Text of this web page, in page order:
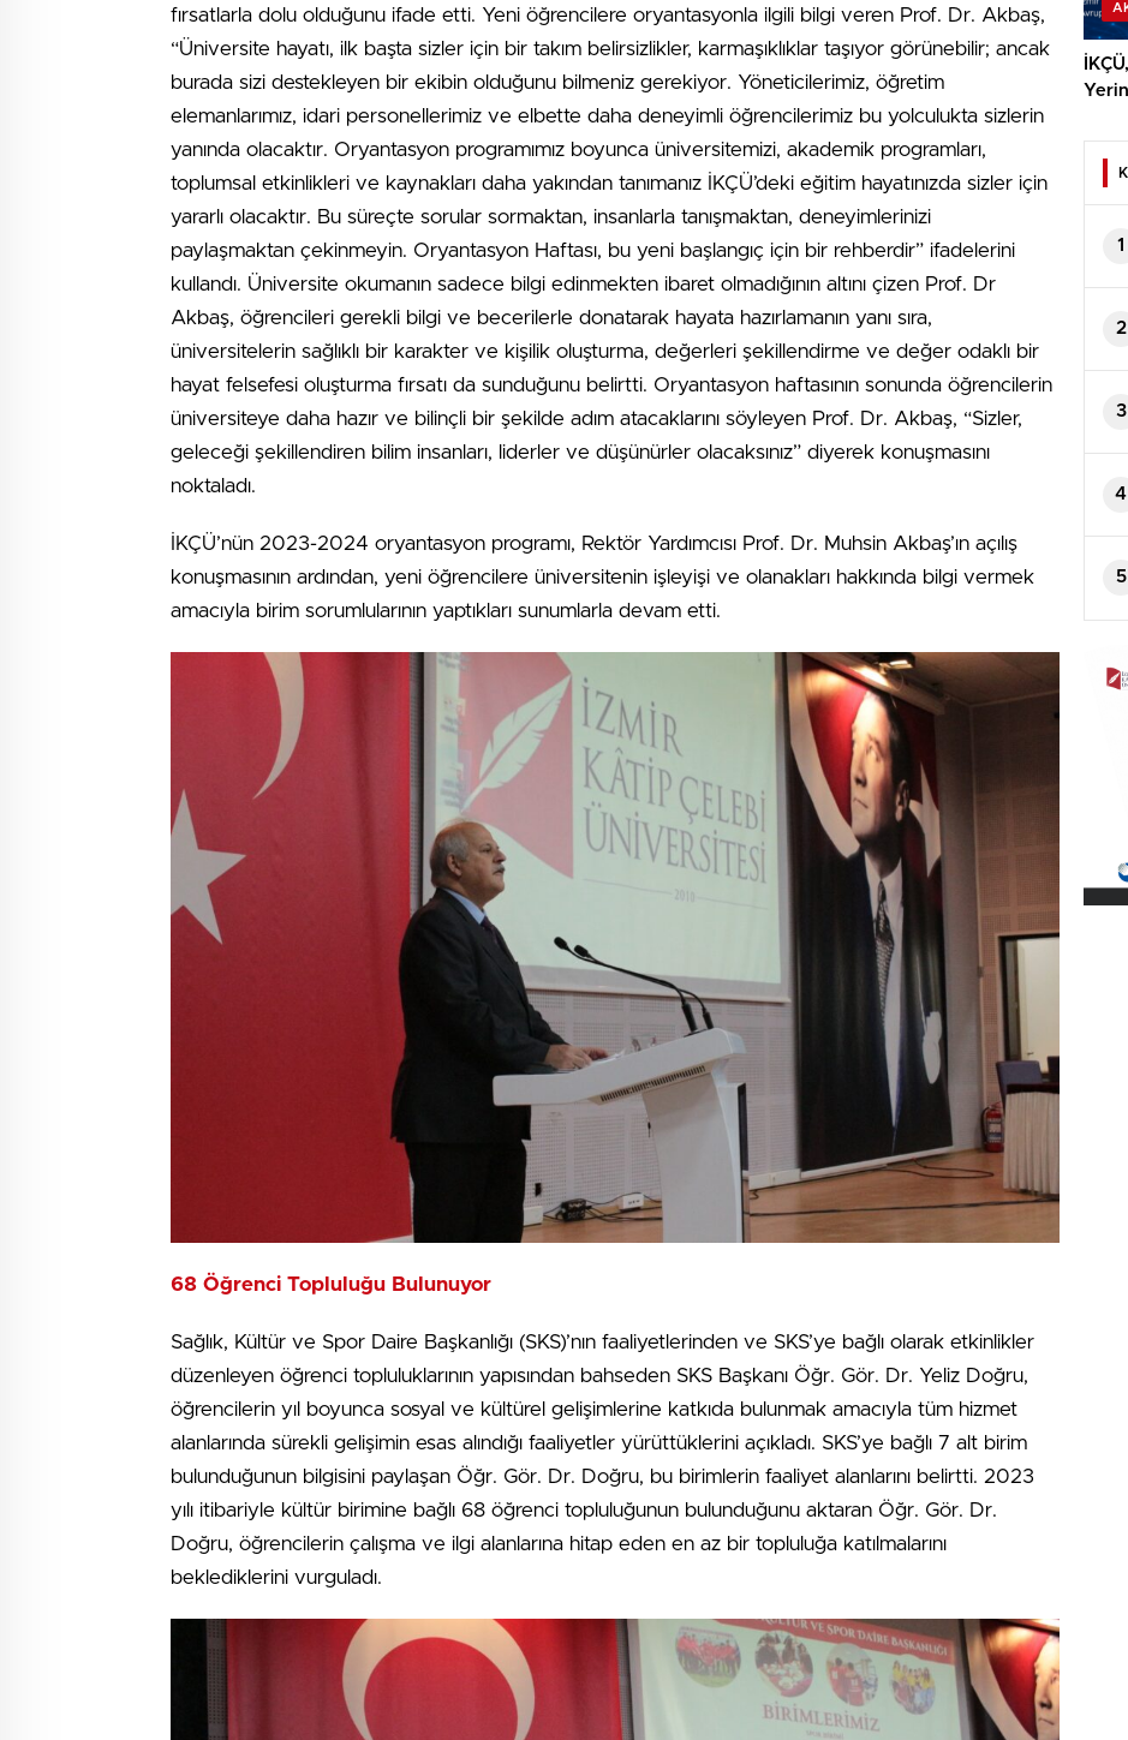
fırsatlarla dolu olduğunu ifade etti. Yeni öğrencilere oryantasyonla ilgili bilgi veren Prof. Dr. Akbaş,
“Üniversite hayatı, ilk başta sizler için bir takım belirsizlikler, karmaşıklıklar taşıyor görünebilir; ancak
burada sizi destekleyen bir ekibin olduğunu bilmeniz gerekiyor. Yöneticilerimiz, öğretim
elemanlarımız, idari personellerimiz ve elbette daha deneyimli öğrencilerimiz bu yolculukta sizlerin
yanında olacaktır. Oryantasyon programımız boyunca üniversitemizi, akademik programları,
toplumsal etkinlikleri ve kaynakları daha yakından tanımanız İKÇÜ’deki eğitim hayatınızda sizler için
yararlı olacaktır. Bu süreçte sorular sormaktan, insanlarla tanışmaktan, deneyimlerinizi
paylaşmaktan çekinmeyin. Oryantasyon Haftası, bu yeni başlangıç için bir rehberdir” ifadelerini
kullandı. Üniversite okumanın sadece bilgi edinmekten ibaret olmadığının altını çizen Prof. Dr
Akbaş, öğrencileri gerekli bilgi ve becerilerle donatarak hayata hazırlamanın yanı sıra,
üniversitelerin sağlıklı bir karakter ve kişilik oluşturma, değerleri şekillendirme ve değer odaklı bir
hayat felsefesi oluşturma fırsatı da sunduğunu belirtti. Oryantasyon haftasının sonunda öğrencilerin
üniversiteye daha hazır ve bilinçli bir şekilde adım atacaklarını söyleyen Prof. Dr. Akbaş, “Sizler,
geleceği şekillendiren bilim insanları, liderler ve düşünürler olacaksınız” diyerek konuşmasını
noktaladı.
İKÇÜ’nün 2023-2024 oryantasyon programı, Rektör Yardımcısı Prof. Dr. Muhsin Akbaş’ın açılış
konuşmasının ardından, yeni öğrencilere üniversitenin işleyişi ve olanakları hakkında bilgi vermek
amacıyla birim sorumlularının yaptıkları sunumlarla devam etti.
68 Öğrenci Topluluğu Bulunuyor
Sağlık, Kültür ve Spor Daire Başkanlığı (SKS)’nın faaliyetlerinden ve SKS’ye bağlı olarak etkinlikler
düzenleyen öğrenci topluluklarının yapısından bahseden SKS Başkanı Öğr. Gör. Dr. Yeliz Doğru,
öğrencilerin yıl boyunca sosyal ve kültürel gelişimlerine katkıda bulunmak amacıyla tüm hizmet
alanlarında sürekli gelişimin esas alındığı faaliyetler yürüttüklerini açıkladı. SKS’ye bağlı 7 alt birim
bulunduğunun bilgisini paylaşan Öğr. Gör. Dr. Doğru, bu birimlerin faaliyet alanlarını belirtti. 2023
yılı itibariyle kültür birimine bağlı 68 öğrenci topluluğunun bulunduğunu aktaran Öğr. Gör. Dr.
Doğru, öğrencilerin çalışma ve ilgi alanlarına hitap eden en az bir topluluğa katılmalarını
beklediklerini vurguladı.
1
2
3
4
5